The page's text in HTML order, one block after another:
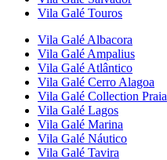
Vila Galé Touros
Vila Galé Albacora
Vila Galé Ampalius
Vila Galé Atlântico
Vila Galé Cerro Alagoa
Vila Galé Collection Praia
Vila Galé Lagos
Vila Galé Marina
Vila Galé Náutico
Vila Galé Tavira